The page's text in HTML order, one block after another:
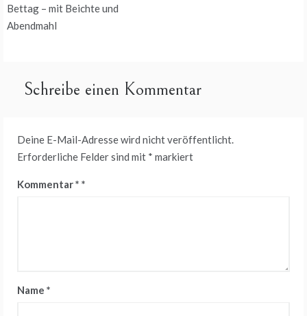
Bettag – mit Beichte und
Abendmahl
Schreibe einen Kommentar
Deine E-Mail-Adresse wird nicht veröffentlicht.
Erforderliche Felder sind mit * markiert
Kommentar*
Name *